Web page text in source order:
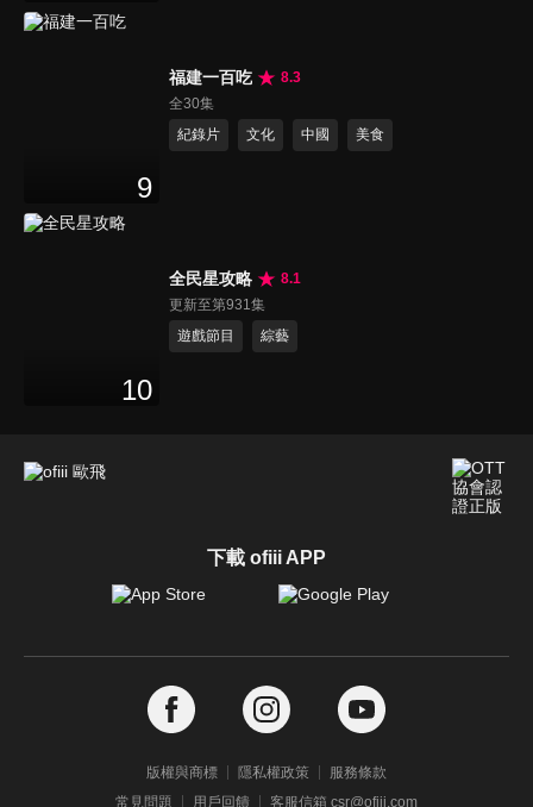
9
福建一百吃
8.3
全30集
紀錄片
文化 中國 美食
10
全民星攻略
8.1
更新至第931集
遊戲節目
綜藝
下載 ofiii APP
版權與商標 隱私權政策
服務條款
常見問題
用戶回饋 客服信箱 csr@ofiii.com